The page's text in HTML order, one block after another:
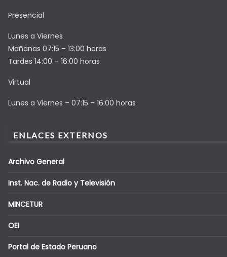
Presencial
Lunes a Viernes
Mañanas 07:15 – 13:00 horas
Tardes 14:00 – 16:00 horas
Virtual
Lunes a Viernes – 07:15 – 16:00 horas
ENLACES EXTERNOS
Archivo General
Inst. Nac. de Radio y Televisión
MINCETUR
OEI
Portal de Estado Peruano